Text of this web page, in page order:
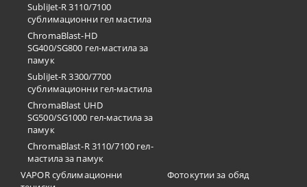
SubliJet-R 3110/7100
сублимационни гел мастила
ChromaBlast-HD
SG400/SG800 гел-мастила за
памук
SubliJet-R 3300/7700
сублимационни гел-мастила
ChromaBlast UHD
SG500/SG1000 гел-мастила за
памук
ChromaBlast-R 3110/7100 гел-
мастила за памук
VAPOR сублимационни
Фотокутии за обяд